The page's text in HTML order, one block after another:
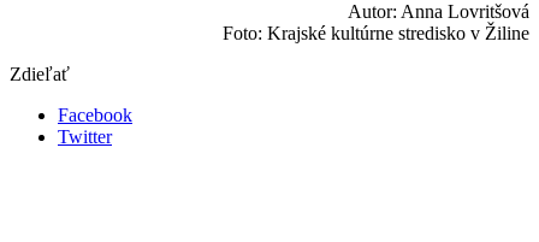
Autor: Anna Lovritšová
Foto: Krajské kultúrne stredisko v Žiline
Zdieľať
Facebook
Twitter